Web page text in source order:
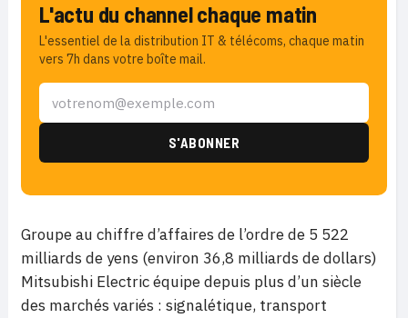
L'actu du channel chaque matin
L'essentiel de la distribution IT & télécoms, chaque matin
vers 7h dans votre boîte mail.
Groupe au chiffre d’affaires de l’ordre de 5 522
milliards de yens (environ 36,8 milliards de dollars)
Mitsubishi Electric équipe depuis plus d’un siècle
des marchés variés : signalétique, transport